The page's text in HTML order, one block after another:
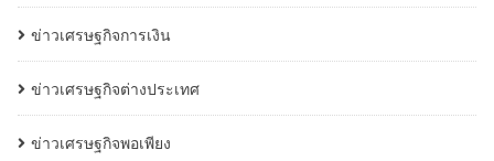
ข่าวเศรษฐกิจการเงิน
ข่าวเศรษฐกิจต่างประเทศ
ข่าวเศรษฐกิจพอเพียง